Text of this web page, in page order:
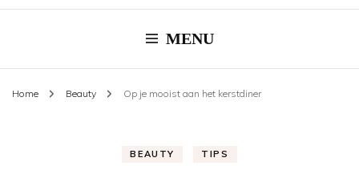
MENU
Home Beauty Op je mooist aan het kerstdiner
BEAUTY TIPS